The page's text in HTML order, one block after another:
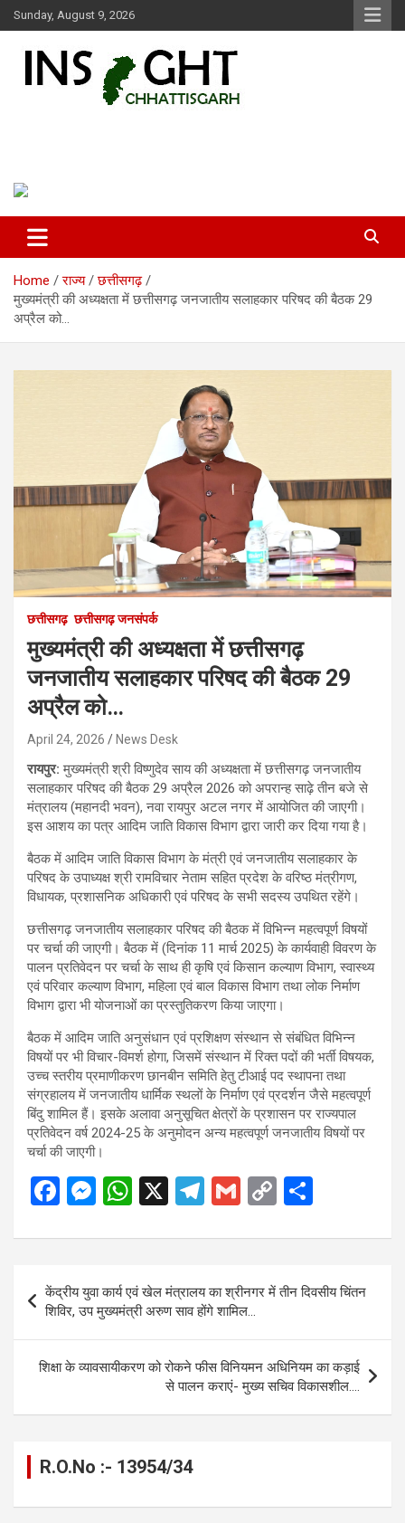
Skip
to
Sunday, August 9, 2026
Home राज्य
छत्तीसगढ़
मुख्यमंत्री की अध्यक्षता में छत्तीसगढ़ जनजातीय सलाहकार परिषद की बैठक 29
अप्रैल को…
छत्तीसगढ़ छत्तीसगढ़ जनसंपर्क
मुख्यमंत्री की अध्यक्षता में छत्तीसगढ़
जनजातीय सलाहकार परिषद की बैठक 29
अप्रैल को…
April 24, 2026 News Desk
रायपुर:मुख्यमंत्री श्री विष्णुदेव साय की अध्यक्षता में छत्तीसगढ़ जनजातीय
सलाहकार परिषद की बैठक 29 अप्रैल 2026 को अपरान्ह साढ़े तीन बजे से
मंत्रालय (महानदी भवन), नवा रायपुर अटल नगर में आयोजित की जाएगी।
इस आशय का पत्र आदिम जाति विकास विभाग द्वारा जारी कर दिया गया है।
बैठक में आदिम जाति विकास विभाग के मंत्री एवं जनजातीय सलाहकार के
परिषद के उपाध्यक्ष श्री रामविचार नेताम सहित प्रदेश के वरिष्ठ मंत्रीगण,
विधायक, प्रशासनिक अधिकारी एवं परिषद के सभी सदस्य उपथित रहेंगे।
छत्तीसगढ़ जनजातीय सलाहकार परिषद की बैठक में विभिन्न महत्वपूर्ण विषयों
पर चर्चा की जाएगी। बैठक में (दिनांक 11 मार्च 2025) के कार्यवाही विवरण के
पालन प्रतिवेदन पर चर्चा के साथ ही कृषि एवं किसान कल्याण विभाग, स्वास्थ्य
एवं परिवार कल्याण विभाग, महिला एवं बाल विकास विभाग तथा लोक निर्माण
विभाग द्वारा भी योजनाओं का प्रस्तुतिकरण किया जाएगा।
बैठक में आदिम जाति अनुसंधान एवं प्रशिक्षण संस्थान से संबंधित विभिन्न
विषयों पर भी विचार-विमर्श होगा, जिसमें संस्थान में रिक्त पदों की भर्ती विषयक,
उच्च स्तरीय प्रमाणीकरण छानबीन समिति हेतु टीआई पद स्थापना तथा
संग्रहालय में जनजातीय धार्मिक स्थलों के निर्माण एवं प्रदर्शन जैसे महत्वपूर्ण
बिंदु शामिल हैं। इसके अलावा अनुसूचित क्षेत्रों के प्रशासन पर राज्यपाल
प्रतिवेदन वर्ष 2024-25 के अनुमोदन अन्य महत्वपूर्ण जनजातीय विषयों पर
चर्चा की जाएगी।
F
ce
b
o
o
k
M
se
g
er
W
at
s
A
p
p
X
T
e
a
m
G
ail
C
py
Li
n
k
ar
e
Post
navigation
केंद्रीय युवा कार्य एवं खेल मंत्रालय का श्रीनगर में तीन दिवसीय चिंतन
शिविर, उप मुख्यमंत्री अरुण साव होंगे शामिल…
शिक्षा के व्यावसायीकरण को रोकने फीस विनियमन अधिनियम का कड़ाई
से पालन कराएं- मुख्य सचिव विकासशील….
R.O.No :- 13954/34